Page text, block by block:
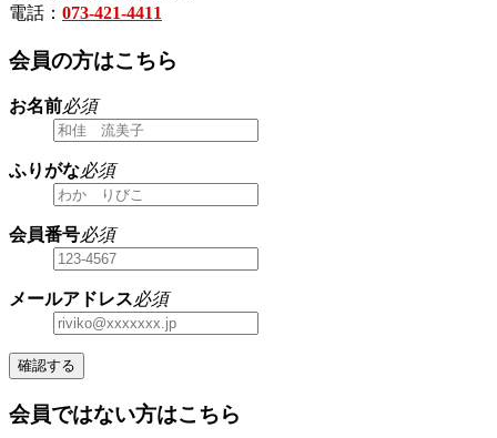
電話： 073-421-4411
会員の方はこちら
お名前必須
ふりがな必須
会員番号必須
メールアドレス必須
確認する
会員ではない方はこちら